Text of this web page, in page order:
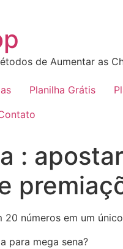
de Aumentar as
Planilha Grátis
:
20 números em um
para mega sena?